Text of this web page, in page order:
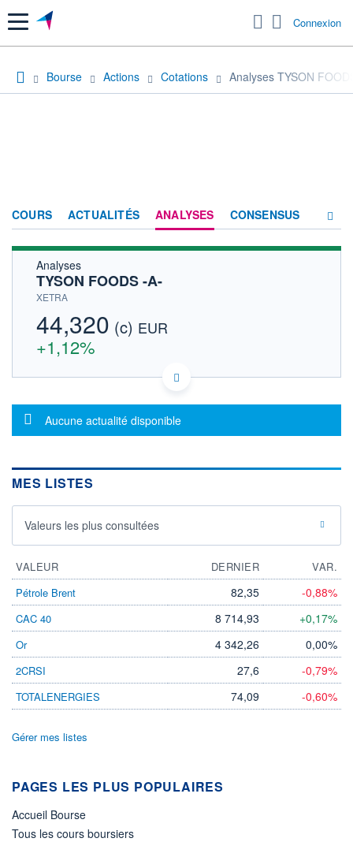
Menu Connexion
Bourse Actions Cotations Analyses TYSON
COURS ACTUALITÉS ANALYSES CONSENSUS
Analyses
TYSON FOODS -A-
XETRA
44,320 (c) EUR
+1,12%
US9024941034 TF7A
Politique d'exécution
Cotation sur les autres places
0,000 43,830
+ HAUT
VOLUME
12 489 MEUR 24.11.23 / 17:35:46
LIMITE À LA
BAISSE
0,000
LIMITE À LA
HAUSSE
PER ESTIMÉ
DERNIER
DIVIDENDE
0,00 EUR DIVIDENDE
ÉLIGIBILITÉ
Boursobank
Message d'information
Aucune actualité disponible
MES LISTES
Valeurs les plus consultées
VALEUR DERNIER
VAR.
Pétrole Brent
82,35 -0,88%
CAC 40 8 714,93 +0,17%
Or 4 342,26 0,00%
2CRSI 27,6 -0,79%
TOTALENERGIES 74,09 -0,60%
Gérer mes listes
PAGES LES PLUS POPULAIRES
Accueil Bourse
Tous les cours boursiers